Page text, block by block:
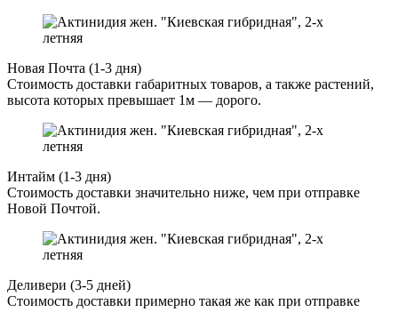
Новая Почта (1-3 дня)
Стоимость доставки габаритных товаров, а также растений,
высота которых превышает 1м — дорого.
Интайм (1-3 дня)
Стоимость доставки значительно ниже, чем при отправке
Новой Почтой.
Деливери (3-5 дней)
Стоимость доставки примерно такая же как при отправке